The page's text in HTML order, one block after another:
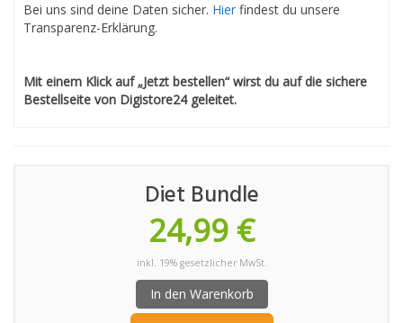
Bei uns sind deine Daten sicher. Hier findest du unsere
Transparenz-Erklärung.
Mit einem Klick auf „Jetzt bestellen“ wirst du auf die sichere
Bestellseite von Digistore24 geleitet.
Diet Bundle
24,99 €
inkl. 19% gesetzlicher MwSt.
In den Warenkorb